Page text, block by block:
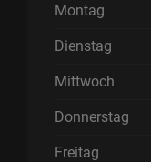
Montag
Dienstag
Mittwoch
Donnerstag
Freitag